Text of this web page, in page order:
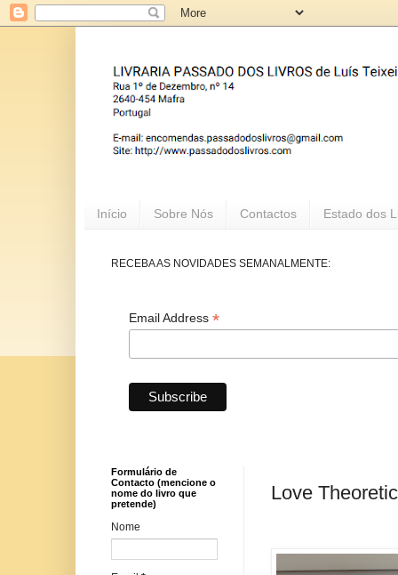
Início Sobre Nós Contactos Estado dos
RECEBA AS NOVIDADES SEMANALMENTE:
Email Address *
Love
Formulário de
Contacto (mencione o
nome do livro que
pretende)
Nome